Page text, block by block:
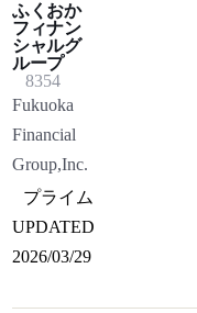
ふくおか
フィナン
シャルグ
ループ
8354
Fukuoka
Financial
Group,Inc.
プライム
UPDATED
2026/03/29